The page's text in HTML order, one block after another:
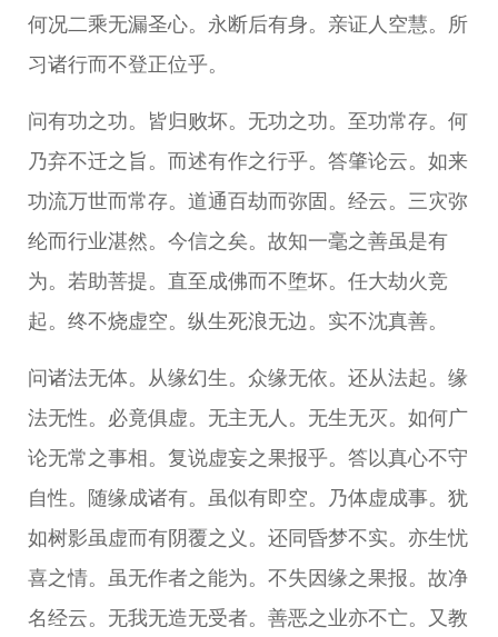
何况二乘无漏圣心。永断后有身。亲证人空慧。所
习诸行而不登正位乎。
问有功之功。皆归败坏。无功之功。至功常存。何
乃弃不迁之旨。而述有作之行乎。答肇论云。如来
功流万世而常存。道通百劫而弥固。经云。三灾弥
纶而行业湛然。今信之矣。故知一毫之善虽是有
为。若助菩提。直至成佛而不堕坏。任大劫火竞
起。终不烧虚空。纵生死浪无边。实不沈真善。
问诸法无体。从缘幻生。众缘无依。还从法起。缘
法无性。必竟俱虚。无主无人。无生无灭。如何广
论无常之事相。复说虚妄之果报乎。答以真心不守
自性。随缘成诸有。虽似有即空。乃体虚成事。犹
如树影虽虚而有阴覆之义。还同昏梦不实。亦生忧
喜之情。虽无作者之能为。不失因缘之果报。故净
名经云。无我无造无受者。善恶之业亦不亡。又教